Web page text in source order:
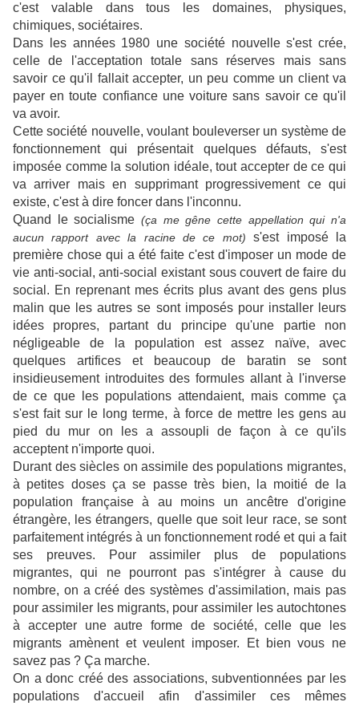
c'est valable dans tous les domaines, physiques,
chimiques, sociétaires.
Dans les années 1980 une société nouvelle s'est crée,
celle de l'acceptation totale sans réserves mais sans
savoir ce qu'il fallait accepter, un peu comme un client va
payer en toute confiance une voiture sans savoir ce qu'il
va avoir.
Cette société nouvelle, voulant bouleverser un système de
fonctionnement qui présentait quelques défauts, s'est
imposée comme la solution idéale, tout accepter de ce qui
va arriver mais en supprimant progressivement ce qui
existe, c'est à dire foncer dans l'inconnu.
Quand le socialisme (ça me gêne cette appellation qui n'a
aucun rapport avec la racine de ce mot) s'est imposé la
première chose qui a été faite c'est d'imposer un mode de
vie anti-social, anti-social existant sous couvert de faire du
social. En reprenant mes écrits plus avant des gens plus
malin que les autres se sont imposés pour installer leurs
idées propres, partant du principe qu'une partie non
négligeable de la population est assez naïve, avec
quelques artifices et beaucoup de baratin se sont
insidieusement introduites des formules allant à l'inverse
de ce que les populations attendaient, mais comme ça
s'est fait sur le long terme, à force de mettre les gens au
pied du mur on les a assoupli de façon à ce qu'ils
acceptent n'importe quoi.
Durant des siècles on assimile des populations migrantes,
à petites doses ça se passe très bien, la moitié de la
population française à au moins un ancêtre d'origine
étrangère, les étrangers, quelle que soit leur race, se sont
parfaitement intégrés à un fonctionnement rodé et qui a fait
ses preuves. Pour assimiler plus de populations
migrantes, qui ne pourront pas s'intégrer à cause du
nombre, on a créé des systèmes d'assimilation, mais pas
pour assimiler les migrants, pour assimiler les autochtones
à accepter une autre forme de société, celle que les
migrants amènent et veulent imposer. Et bien vous ne
savez pas ? Ça marche.
On a donc créé des associations, subventionnées par les
populations d'accueil afin d'assimiler ces mêmes